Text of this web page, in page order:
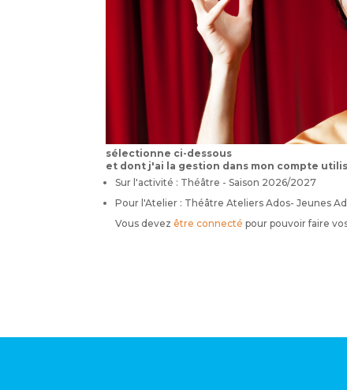
sélectionne ci-dessous
et dont j'ai la gestion dans mon compte
Sur l'activité : Théâtre - Saison 2026/2027
Pour l'Atelier : Théâtre Ateliers Ados- Jeunes
Vous devezêtre connecté pour pouvoir faire